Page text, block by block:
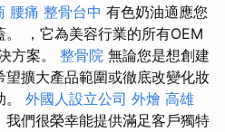
腰痛 整骨台中 有色奶油適應您
，它為美容行業的所有OEM
方案。 整骨院 無論您是想創建
望擴大產品範圍或徹底改變化妝
外國人設立公司 外燴 高雄
們很榮幸能提供滿足客戶獨特